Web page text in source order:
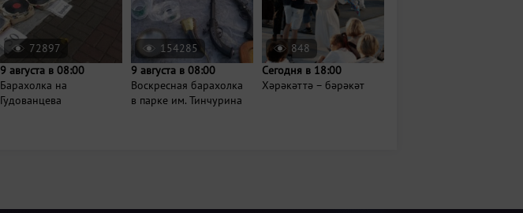
72897
9 августа в 08:00
Барахолка на
Гудованцева
154285
9 августа в 08:00
Воскресная барахолка
в парке им. Тинчурина
848
Сегодня в 18:00
Хәрәкәттә – бәрәкәт